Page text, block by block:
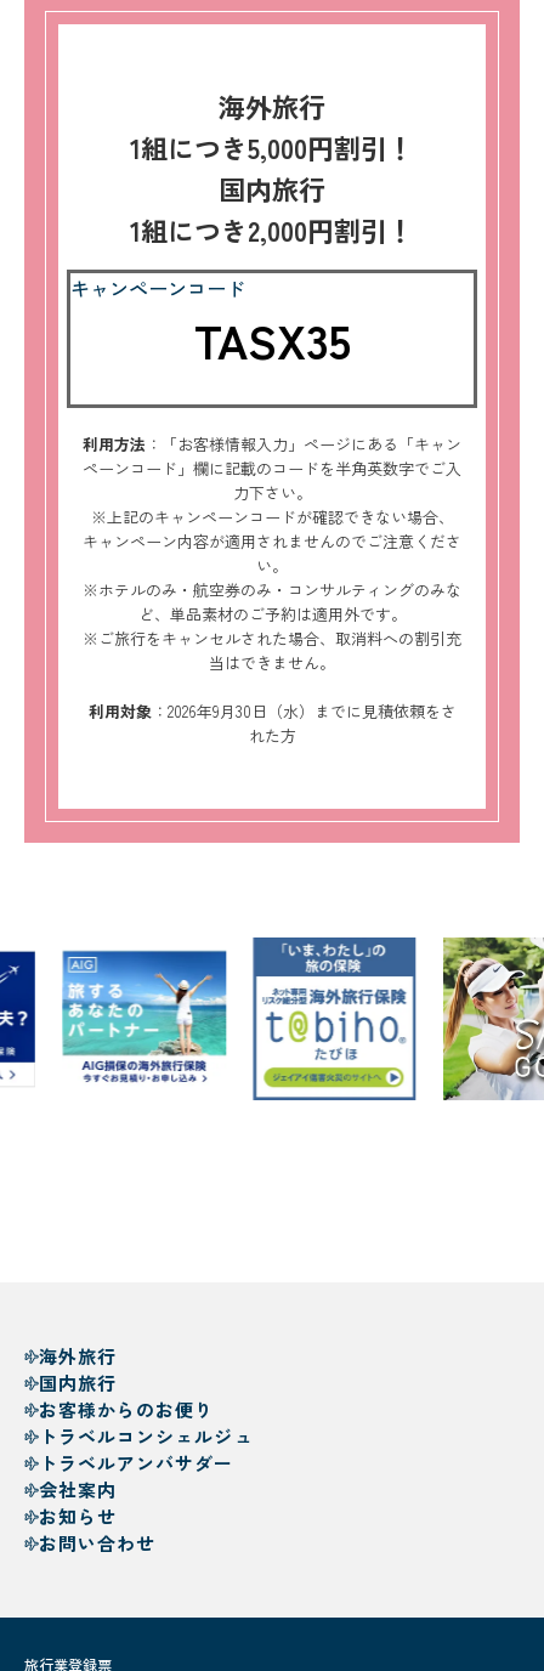
海外旅行
1組につき5,000円割引！
国内旅行
1組につき2,000円割引！
キャンペーンコード
TASX35
利用方法 ：「お客様情報入力」ページにある「キャン
ペーンコード」欄に記載のコードを半角英数字でご入
力下さい。
※上記のキャンペーンコードが確認できない場合、
キャンペーン内容が適用されませんのでご注意くださ
い。
※ホテルのみ・航空券のみ・コンサルティングのみな
ど、単品素材のご予約は適用外です。
※ご旅行をキャンセルされた場合、取消料への割引充
当はできません。
利用対象 ：2026年9月30日（水）までに見積依頼をさ
れた方
海外旅行
国内旅行
お客様からのお便り
トラベルコンシェルジュ
トラベルアンバサダー
会社案内
お知らせ
お問い合わせ
旅行業登録票